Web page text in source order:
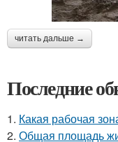
читать дальше →
Последние
1. Какая рабочая
2. Общая площадь